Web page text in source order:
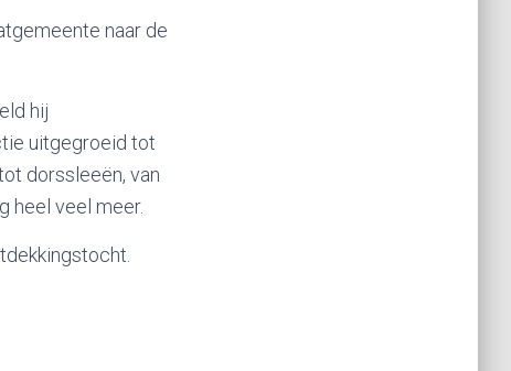
naar de
hij
uitgegroeid tot
dorssleeën, van
heel veel meer.